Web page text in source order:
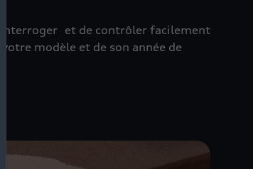
et de contrôler facilement
modèle et de son année de